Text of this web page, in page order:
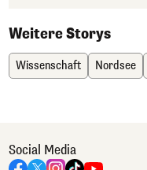
Weitere Storys
Wissenschaft Nordsee
Social Media